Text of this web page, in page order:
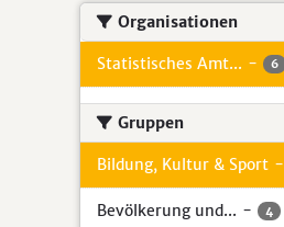
Organisationen
Statistisches Amt... - 6
Gruppen
Bildung, Kultur & Sport -
Bevölkerung und... - 4